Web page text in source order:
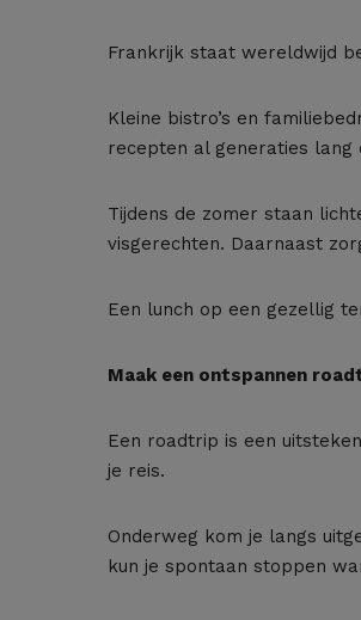
Frankrijk staat wereldwijd
Kleine bistro’s en
recepten al generaties lang
Tijdens de zomer staan
visgerechten. Daarnaast
Een lunch op een gezellig
Maak een ontspannen
Een roadtrip is een
je reis.
Onderweg kom je langs
kun je spontaan stoppen